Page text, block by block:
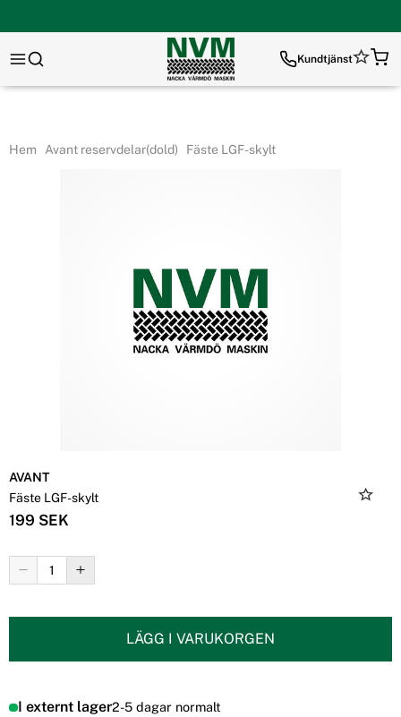
Kundtjänst
Hem Avant reservdelar(dold) Fäste LGF-skylt
AVANT
Fäste LGF-skylt
199 SEK
LÄGG I VARUKORGEN
I externt lager2-5 dagar normalt